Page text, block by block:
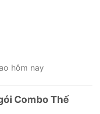
hôm nay
Combo Thể